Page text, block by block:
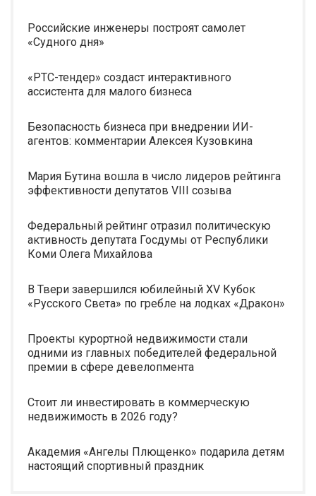
Российские инженеры построят самолет
«Судного дня»
«РТС-тендер» создаст интерактивного
ассистента для малого бизнеса
Безопасность бизнеса при внедрении ИИ-
агентов: комментарии Алексея Кузовкина
Мария Бутина вошла в число лидеров рейтинга
эффективности депутатов VIII созыва
Федеральный рейтинг отразил политическую
активность депутата Госдумы от Республики
Коми Олега Михайлова
В Твери завершился юбилейный XV Кубок
«Русского Света» по гребле на лодках «Дракон»
Проекты курортной недвижимости стали
одними из главных победителей федеральной
премии в сфере девелопмента
Стоит ли инвестировать в коммерческую
недвижимость в 2026 году?
Академия «Ангелы Плющенко» подарила детям
настоящий спортивный праздник